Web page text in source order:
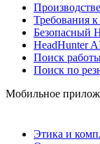
Требования
Безопасный
HeadHunter
Поиск
Поиск по
Мобильное
Этика и